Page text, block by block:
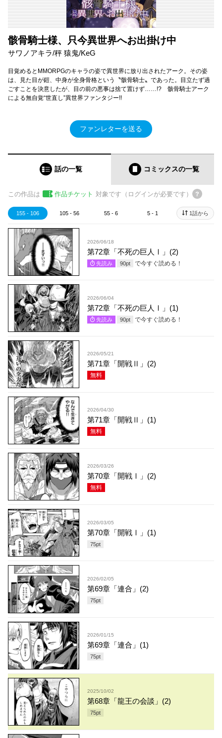
骸骨騎士様、只今異世界へお出掛け中
サワノアキラ/秤 猿鬼/KeG
目覚めるとMMORPGのキャラの姿で異世界に放り出されたアーク。その姿
は、見た目が鎧、中身が全身骨格という〝骸骨騎士〟であった。目立たず過
ごすことを決意したが、目の前の悪事は捨て置けず……!? 骸骨騎士アーク
による無自覚“世直し”異世界ファンタジー!!
ファンレターを送る
話の一覧 コミックスの一覧
この作品は 作品チケット 対象です（ログインが必要です）
155 - 106 105 - 56 55 - 6 5 - 1 1話から
2026/06/18
第72章「不死の巨人Ⅰ」(2)
先読み 90pt で今すぐ読める！
2026/06/04
第72章「不死の巨人Ⅰ」(1)
先読み 90pt で今すぐ読める！
2026/05/21
第71章「開戦Ⅱ」(2)
無料
2026/04/30
第71章「開戦Ⅱ」(1)
無料
2026/03/26
第70章「開戦Ⅰ」(2)
無料
2026/03/05
第70章「開戦Ⅰ」(1)
75pt
2026/02/05
第69章「連合」(2)
75pt
2026/01/15
第69章「連合」(1)
75pt
2025/10/02
第68章「龍王の会談」(2)
75pt